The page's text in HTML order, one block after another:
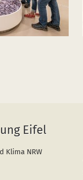
Eifel
Klima NRW